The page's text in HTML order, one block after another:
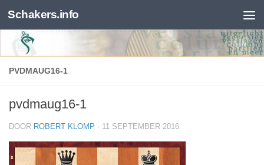
Skip to content
Schakers.info
PVDMAUG16-1
pvdmaug16-1
DOOR ROBERT KLOMP · 11 SEPTEMBER 2016